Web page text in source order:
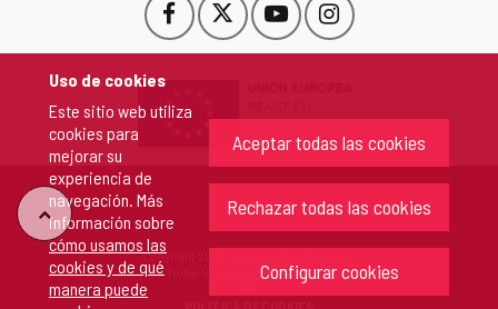
Uso de cookies
Este sitio web utiliza
cookies para
mejorar su
experiencia de
navegación. Más
información sobre
cómo usamos las
cookies y de qué
manera puede
Aceptar todas las cookies
Rechazar todas las cookies
Configurar cookies
Facebook
Este
enlace
en
nueva.
Este
enlace
una
ventana
nueva.
YouTube
Este
enlace
una
ventana
nueva.
Instagram
Este
enlace
una
ventana
nueva.
"Volver
arriba"
Copyright 2026 - Junta de Castilla y León
Todos los derechos reservados.